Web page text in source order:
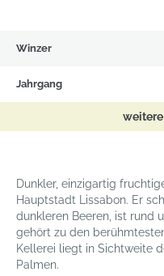
Winzer
Jahrgang
Dunkler, einzigartig
Hauptstadt Lissabon. Er
dunkleren Beeren, ist rund
gehört zu den
Kellerei liegt in Sichtweite
Palmen.